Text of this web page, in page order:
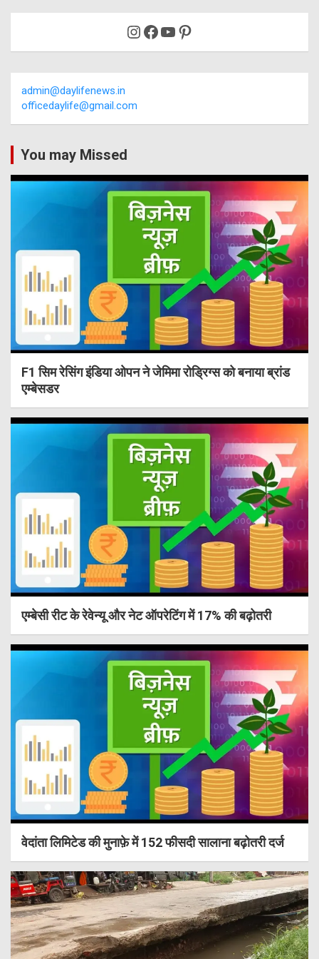
Instagram
Facebook
YouTube
Pinterest
admin@daylifenews.in
officedaylife@gmail.com
You may Missed
F1 सिम रेसिंग इंडिया ओपन ने जेमिमा रोड्रिग्स को बनाया ब्रांड
एम्बेसडर
एम्बेसी रीट के रेवेन्यू और नेट ऑपरेटिंग में 17% की बढ़ोतरी
वेदांता लिमिटेड की मुनाफ़े में 152 फीसदी सालाना बढ़ोतरी दर्ज